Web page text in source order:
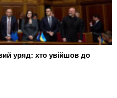
уряд: хто увійшов до